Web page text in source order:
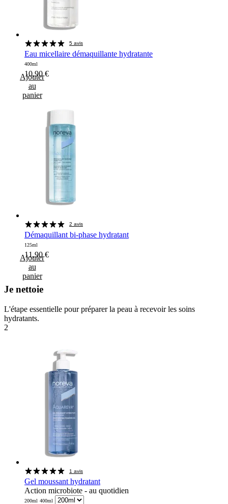
5 avis
Eau micellaire démaquillante hydratante
400ml
10,90€
Ajouter
au
panier
2 avis
Démaquillant bi-phase hydratant
125ml
11,90€
Ajouter
au
panier
Je nettoie
L'étape essentielle pour préparer la peau à recevoir les soins
hydratants.
2
1 avis
Gel moussant hydratant
Action microbiote - au quotidien
200ml 400ml